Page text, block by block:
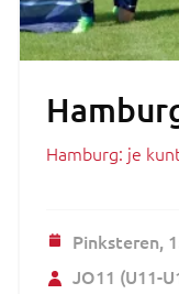
Hamburg: je
Pinksteren,
JO11 (U11-